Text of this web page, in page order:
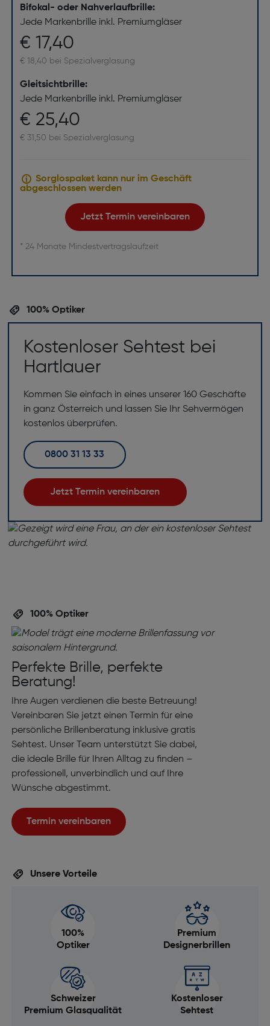
Bifokal- oder Nahverlaufbrille:
Jede Markenbrille inkl. Premiumgläser
€ 17,40
€ 18,40 bei Spezialverglasung
Gleitsichtbrille:
Jede Markenbrille inkl. Premiumgläser
€ 25,40
€ 31,50 bei Spezialverglasung
Sorglospaket kann nur im Geschäft
abgeschlossen werden
Jetzt Termin vereinbaren
* 24 Monate Mindestvertragslaufzeit
100% Optiker
Kostenloser Sehtest bei
Hartlauer
Kommen Sie einfach in eines unserer 160 Geschäfte
in ganz Österreich und lassen Sie Ihr Sehvermögen
kostenlos überprüfen.
0800 31 13 33
Jetzt Termin vereinbaren
100% Optiker
Perfekte Brille, perfekte
Beratung!
Ihre Augen verdienen die beste Betreuung!
Vereinbaren Sie jetzt einen Termin für eine
persönliche Brillenberatung inklusive gratis
Sehtest. Unser Team unterstützt Sie dabei,
die ideale Brille für Ihren Alltag zu finden –
professionell, unverbindlich und auf Ihre
Wünsche abgestimmt.
Termin vereinbaren
Unsere Vorteile
100%
Optiker
Premium
Designerbrillen
Schweizer
Premium Glasqualität
Kostenloser
Sehtest